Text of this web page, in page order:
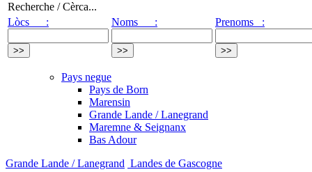
Recherche / Cèrca...
Lòcs :
Noms : Prenoms :
Pays negue
Pays de Born
Marensin
Grande Lande / Lanegrand
Maremne & Seignanx
Bas Adour
Grande Lande / Lanegrand Landes de Gascogne